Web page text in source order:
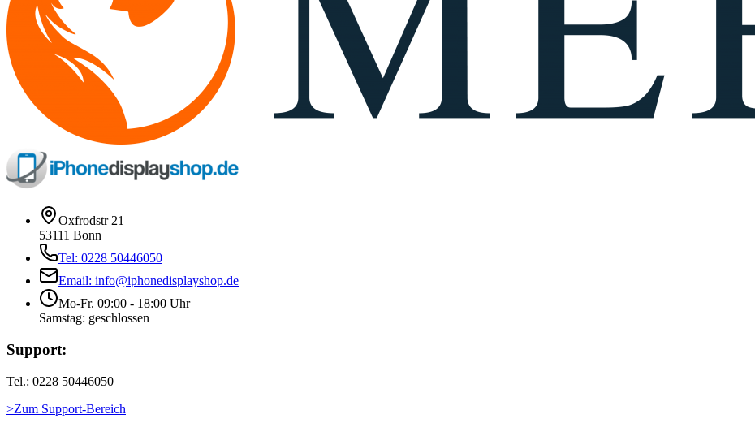
Oxfrodstr 21
53111 Bonn
Tel: 0228 50446050
Email: info@iphonedisplayshop.de
Mo-Fr. 09:00 - 18:00 Uhr
Samstag: geschlossen
Support:
Tel.: 0228 50446050
>Zum Support-Bereich